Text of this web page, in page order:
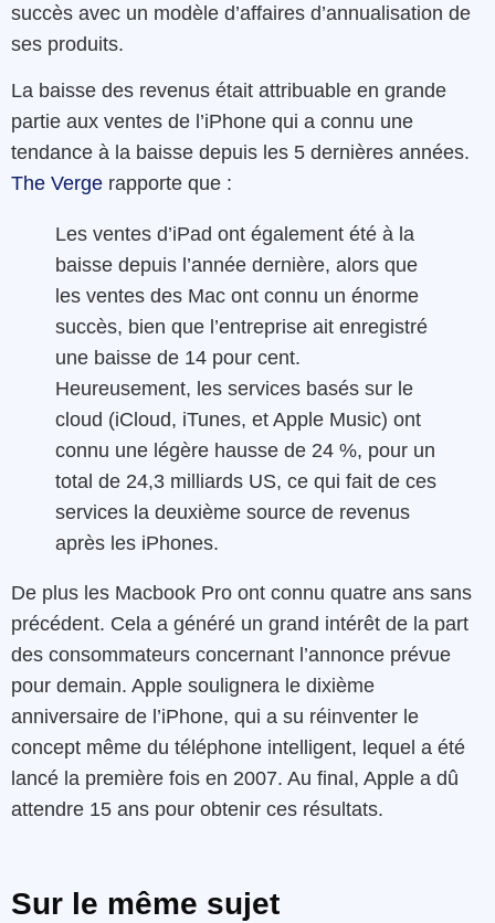
succès avec un modèle d’affaires d’annualisation de
ses produits.
La baisse des revenus était attribuable en grande
partie aux ventes de l’iPhone qui a connu une
tendance à la baisse depuis les 5 dernières années.
The Verge rapporte que :
Les ventes d’iPad ont également été à la
baisse depuis l’année dernière, alors que
les ventes des Mac ont connu un énorme
succès, bien que l’entreprise ait enregistré
une baisse de 14 pour cent.
Heureusement, les services basés sur le
cloud (iCloud, iTunes, et Apple Music) ont
connu une légère hausse de 24 %, pour un
total de 24,3 milliards US, ce qui fait de ces
services la deuxième source de revenus
après les iPhones.
De plus les Macbook Pro ont connu quatre ans sans
précédent. Cela a généré un grand intérêt de la part
des consommateurs concernant l’annonce prévue
pour demain. Apple soulignera le dixième
anniversaire de l’iPhone, qui a su réinventer le
concept même du téléphone intelligent, lequel a été
lancé la première fois en 2007. Au final, Apple a dû
attendre 15 ans pour obtenir ces résultats.
Sur le même sujet